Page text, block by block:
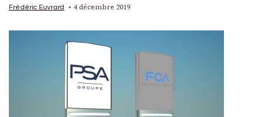
Frédéric Euvrard 4 décembre 2019